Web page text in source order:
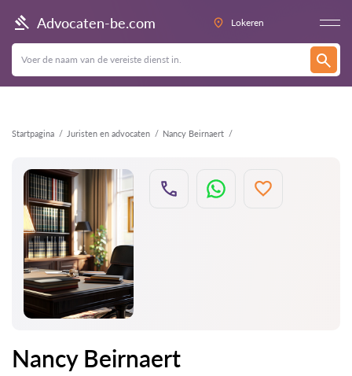
Advocaten-be.com Lokeren
Startpagina Juristen en advocaten Nancy Beirnaert
Terug
Nancy Beirnaert